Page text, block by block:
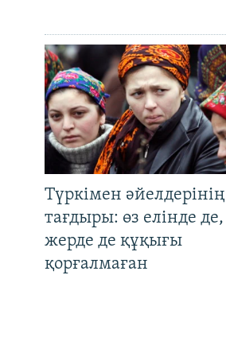
Түркімен әйелдерінің
тағдыры: өз елінде
жерде де құқығы
қорғалмаған